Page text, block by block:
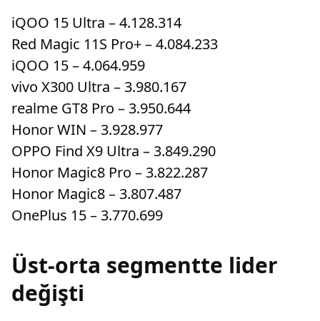
iQOO 15 Ultra – 4.128.314
Red Magic 11S Pro+ – 4.084.233
iQOO 15 – 4.064.959
vivo X300 Ultra – 3.980.167
realme GT8 Pro – 3.950.644
Honor WIN – 3.928.977
OPPO Find X9 Ultra – 3.849.290
Honor Magic8 Pro – 3.822.287
Honor Magic8 – 3.807.487
OnePlus 15 – 3.770.699
Üst-orta segmentte lider
değişti